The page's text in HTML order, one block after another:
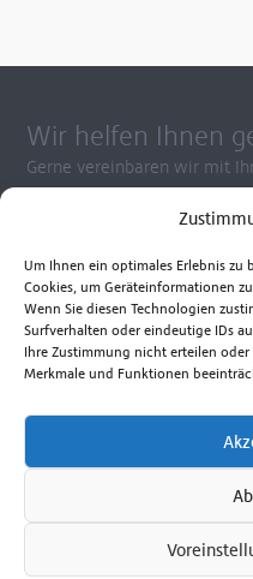
Um Ihnen ein optimales Erlebnis
Cookies, um Geräteinformationen
Wenn Sie diesen Technologien
Surfverhalten oder eindeutige IDs
Ihre Zustimmung nicht erteilen
Merkmale und Funktionen
Wir helfen Ihnen
Gerne vereinbaren wir mit
Ihren Ansprüchen am
unserer Produkte,
Beratungshotline Mo. bis Fr.
+49 381
Senden Sie uns eine E-
Zum Kontaktformular